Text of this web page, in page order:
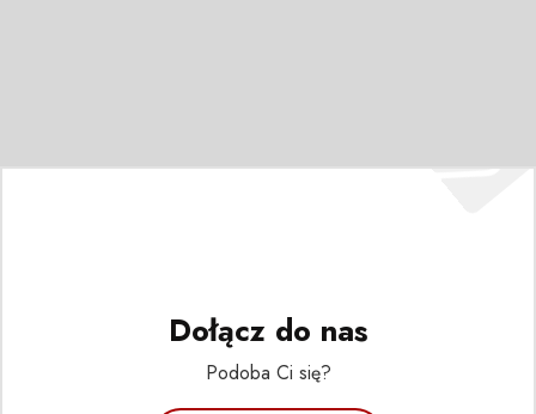
Dołącz do nas
Podoba Ci się?